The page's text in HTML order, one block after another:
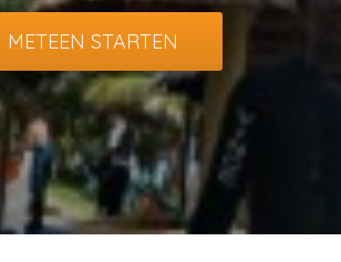
METEEN STARTEN